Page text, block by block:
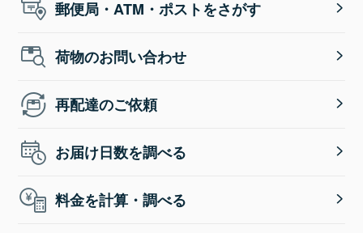
郵便局・ATM・ポストをさがす
荷物のお問い合わせ
再配達のご依頼
お届け日数を調べる
料金を計算・調べる